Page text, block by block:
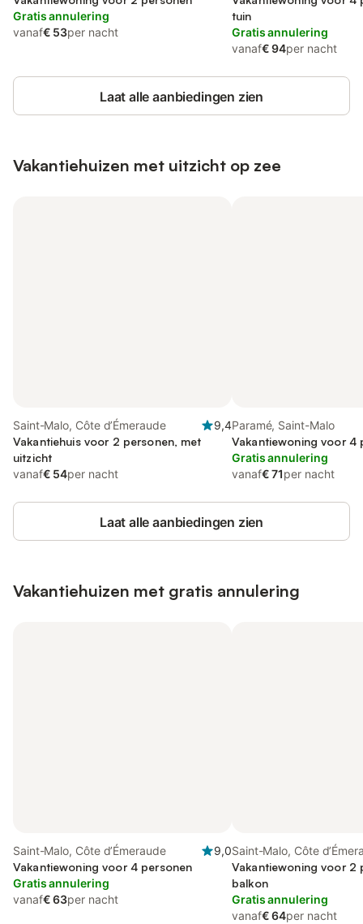
Gratis annulering
vanaf€ 53per nacht
tuin
Gratis annulering
vanaf€ 94per nacht
Laat alle aanbiedingen zien
Vakantiehuizen met uitzicht op zee
Saint-Malo, Côte d’Émeraude
9,4
Vakantiehuis voor 2 personen, met
uitzicht
vanaf€ 54per nacht
Paramé, Saint-Malo
Vakantiewoning voor 4
Gratis annulering
vanaf€ 71per nacht
Laat alle aanbiedingen zien
Vakantiehuizen met gratis annulering
Saint-Malo, Côte d’Émeraude
9,0
Vakantiewoning voor 4 personen
Gratis annulering
vanaf€ 63per nacht
Saint-Malo, Côte
Vakantiewoning voor 2
balkon
Gratis annulering
vanaf€ 64per nacht